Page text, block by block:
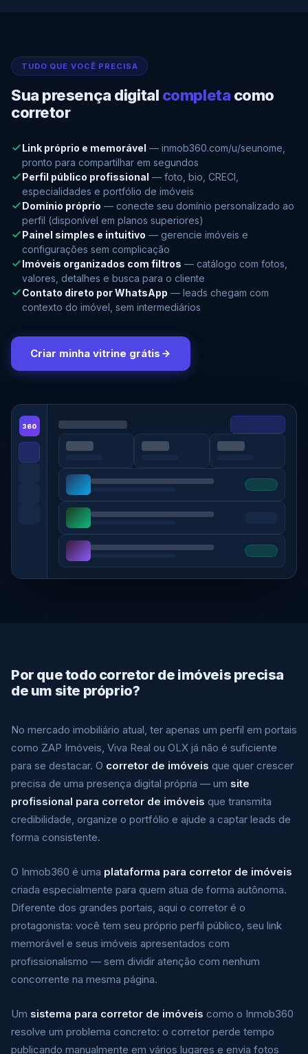
TUDO QUE VOCÊ PRECISA
Sua presença digital completa como
corretor
Link próprio e memorável — inmob360.com/u/seunome,
pronto para compartilhar em segundos
Perfil público profissional — foto, bio, CRECI,
especialidades e portfólio de imóveis
Domínio próprio — conecte seu domínio personalizado ao
perfil (disponível em planos superiores)
Painel simples e intuitivo — gerencie imóveis e
configurações sem complicação
Imóveis organizados com filtros — catálogo com fotos,
valores, detalhes e busca para o cliente
Contato direto por WhatsApp — leads chegam com
contexto do imóvel, sem intermediários
Criar minha vitrine grátis
360
Por que todo corretor de imóveis precisa
de um site próprio?
No mercado imobiliário atual, ter apenas um perfil em portais
como ZAP Imóveis, Viva Real ou OLX já não é suficiente
para se destacar. O corretor de imóveis que quer crescer
precisa de uma presença digital própria — um site
profissional para corretor de imóveis que transmita
credibilidade, organize o portfólio e ajude a captar leads de
forma consistente.
O Inmob360 é uma plataforma para corretor de imóveis
criada especialmente para quem atua de forma autônoma.
Diferente dos grandes portais, aqui o corretor é o
protagonista: você tem seu próprio perfil público, seu link
memorável e seus imóveis apresentados com
profissionalismo — sem dividir atenção com nenhum
concorrente na mesma página.
Um sistema para corretor de imóveis como o Inmob360
resolve um problema concreto: o corretor perde tempo
publicando manualmente em vários lugares e envia fotos